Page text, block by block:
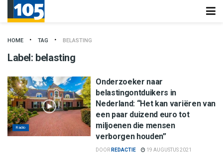
HOME TAG BELASTING
Label: belasting
Radio
Onderzoeker naar
belastingontduikers in
Nederland: “Het kan variëren van
een paar duizend euro tot
miljoenen die mensen
verborgen houden”
DOOR REDACTIE 19 AUGUSTUS 2021